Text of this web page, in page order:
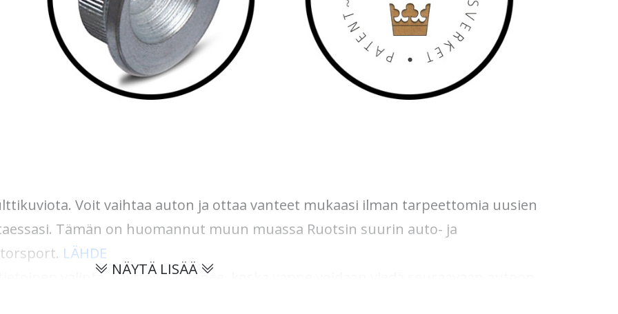
Voit vaihtaa auton ja ottaa vanteet mukaasi ilman tarpeettomia uusien
Tämän on huomannut muun muassa Ruotsin suurin auto- ja
LÄHDE
valinta, käyttöikä pitenee, koska vanne voidaan viedä seuraavaan autoon.
NÄYTÄ LISÄÄ